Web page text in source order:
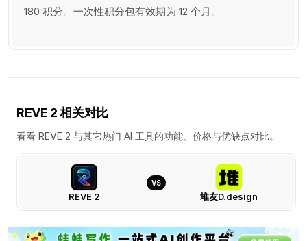
180 积分。一次性积分包有效期为 12 个月。
REVE 2 相关对比
看看 REVE 2 与其它热门 AI 工具的功能、价格与优缺点对比。
REVE 2
VS
堆友D.design
2